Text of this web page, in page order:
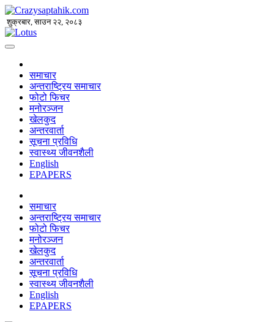
शुक्रबार, साउन २२, २०८३
समाचार
अन्तराष्ट्रिय समाचार
फोटो फिचर
मनोरञ्जन
खेलकुद
अन्तरवार्ता
सूचना प्रविधि
स्वास्थ्य जीवनशैली
English
EPAPERS
समाचार
अन्तराष्ट्रिय समाचार
फोटो फिचर
मनोरञ्जन
खेलकुद
अन्तरवार्ता
सूचना प्रविधि
स्वास्थ्य जीवनशैली
English
EPAPERS